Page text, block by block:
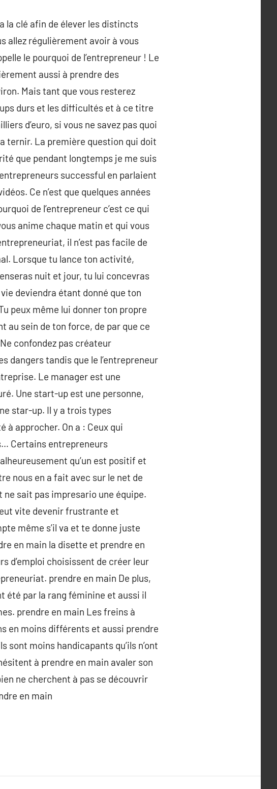
la clé afin de élever les distincts
allez régulièrement avoir à vous
le pourquoi de l’entrepreneur ! Le
aussi à prendre des
Mais tant que vous resterez
durs et les difficultés et à ce titre
d’euro, si vous ne savez pas quoi
ternir. La première question qui doit
que pendant longtemps je me suis
successful en parlaient
Ce n’est que quelques années
de l’entrepreneur c’est ce qui
anime chaque matin et qui vous
il n’est pas facile de
Lorsque tu lance ton activité,
nuit et jour, tu lui concevras
deviendra étant donné que ton
peux même lui donner ton propre
au sein de ton force, de par que ce
confondez pas créateur
dangers tandis que le l’entrepreneur
Le manager est une
Une start-up est une personne,
star-up. Il y a trois types
à approcher. On a : Ceux qui
Certains entrepreneurs
qu’un est positif et
nous en a fait avec sur le net de
ne sait pas impresario une équipe.
vite devenir frustrante et
même s’il va et te donne juste
en main la disette et prendre en
d’emploi choisissent de créer leur
prendre en main De plus,
été par la rang féminine et aussi il
prendre en main Les freins à
en moins différents et aussi prendre
moins handicapants qu’ils n’ont
à prendre en main avaler son
ne cherchent à pas se découvrir
en main